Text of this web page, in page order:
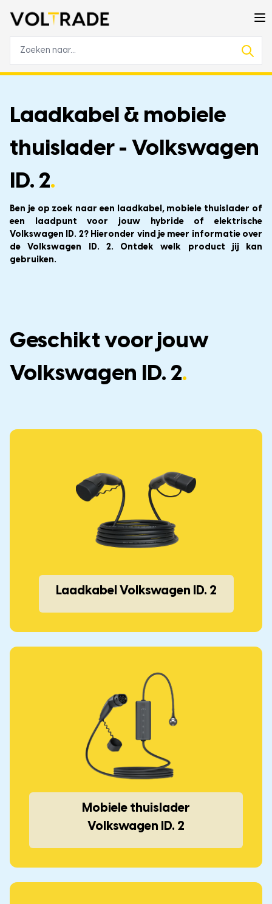
Laadkabel & mobiele
thuislader - Volkswagen
ID. 2.
Ben je op zoek naar een laadkabel, mobiele thuislader of
een laadpunt voor jouw hybride of elektrische
Volkswagen ID. 2? Hieronder vind je meer informatie over
de Volkswagen ID. 2. Ontdek welk product jij kan
gebruiken.
Geschikt voor jouw
Volkswagen ID. 2.
Laadkabel Volkswagen ID. 2
Mobiele thuislader
Volkswagen ID. 2